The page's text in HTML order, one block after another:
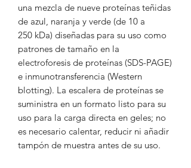
una mezcla de nueve proteínas teñidas
de azul, naranja y verde (de 10 a
250 kDa) diseñadas para su uso como
patrones de tamaño en la
electroforesis de proteínas (SDS-PAGE)
e inmunotransferencia (Western
blotting). La escalera de proteínas se
suministra en un formato listo para su
uso para la carga directa en geles; no
es necesario calentar, reducir ni añadir
tampón de muestra antes de su uso.